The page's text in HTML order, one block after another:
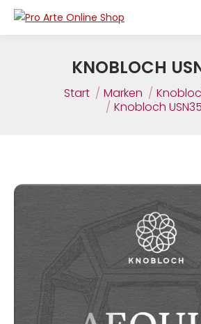
springen
KNOBLOCH
Sie befinden sich hier:
Start Marken
Knobloch